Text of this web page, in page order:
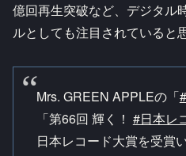
億回再生突破など、デジタル
ルとしても注目されていると
Mrs. GREEN APPLEの「
「第66回 輝く！ #日本レ
日本レコード大賞を受賞